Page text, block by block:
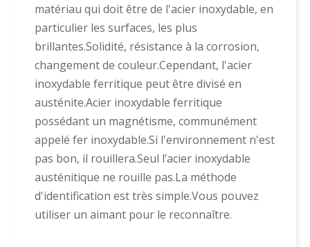
matériau qui doit être de l'acier inoxydable, en
particulier les surfaces, les plus
brillantes.Solidité, résistance à la corrosion,
changement de couleur.Cependant, l'acier
inoxydable ferritique peut être divisé en
austénite.Acier inoxydable ferritique
possédant un magnétisme, communément
appelé fer inoxydable.Si l'environnement n'est
pas bon, il rouillera.Seul l’acier inoxydable
austénitique ne rouille pas.La méthode
d'identification est très simple.Vous pouvez
utiliser un aimant pour le reconnaître.